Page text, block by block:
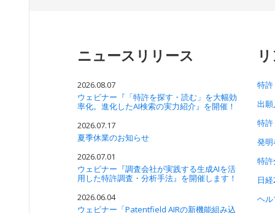
ニュースリリース
2026.08.07
ウェビナー『「特許を探す・読む」を大幅効
率化。進化したAI検索の実力紹介』を開催！
2026.07.17
夏季休業のお知らせ
2026.07.01
ウェビナー『調査会社が実践する生成AIを活
用した特許調査・分析手法』を開催します！
2026.06.04
ウェビナー「Patentfield AIRの新機能組み込
特
出
特
発
特
日
ヘル